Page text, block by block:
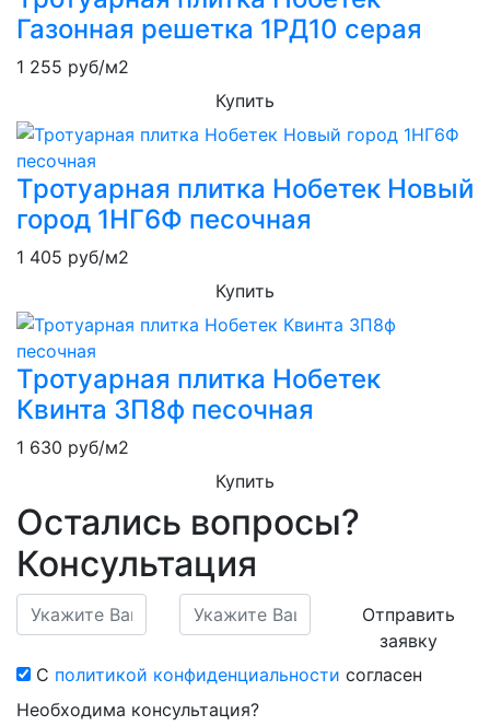
Газонная решетка 1РД10 серая
1 255 руб/м2
Купить
Тротуарная плитка Нобетек Новый
город 1НГ6Ф песочная
1 405 руб/м2
Купить
Тротуарная плитка Нобетек
Квинта 3П8ф песочная
1 630 руб/м2
Купить
Остались вопросы?
Консультация
Отправить
заявку
С политикой конфиденциальности согласен
Необходима консультация?